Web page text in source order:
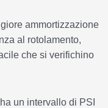
ammortizzazione
al rotolamento,
che si verifichino
un intervallo di PSI